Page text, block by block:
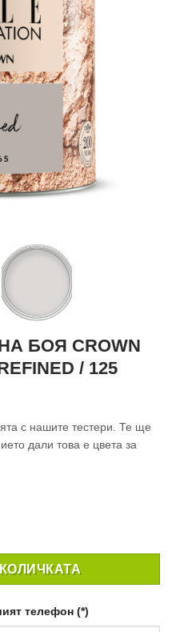
БОЯ CROWN
/ 125
с нашите тестери. Те ще
дали това е цвета за
БОЯ CROWN ELLE
телефон (*)